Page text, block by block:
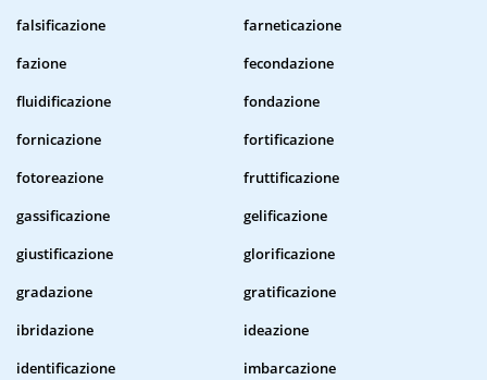
falsificazione
farneticazione
fazione
fecondazione
fluidificazione
fondazione
fornicazione
fortificazione
fotoreazione
fruttificazione
gassificazione
gelificazione
giustificazione
glorificazione
gradazione
gratificazione
ibridazione
ideazione
identificazione
imbarcazione